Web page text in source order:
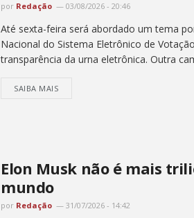
por Redação 03/08/2026 - 20:46
Até sexta-feira será abordado um tema
Nacional do Sistema Eletrônico de
transparência da urna eletrônica. Outra
SAIBA MAIS
Elon Musk não é mais
mundo
por Redação 31/07/2026 - 14:42